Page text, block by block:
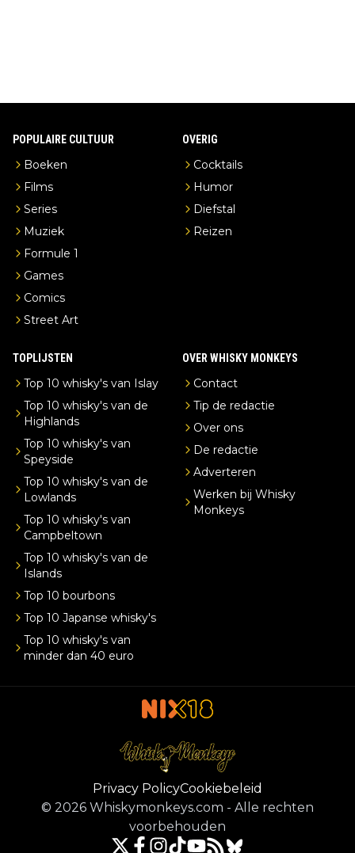
POPULAIRE CULTUUR
Boeken
Films
Series
Muziek
Formule 1
Games
Comics
Street Art
OVERIG
Cocktails
Humor
Diefstal
Reizen
TOPLIJSTEN
Top 10 whisky's van Islay
Top 10 whisky's van de
Highlands
Top 10 whisky's van
Speyside
Top 10 whisky's van de
Lowlands
Top 10 whisky's van
Campbeltown
Top 10 whisky's van de
Islands
Top 10 bourbons
Top 10 Japanse whisky's
Top 10 whisky's van
minder dan 40 euro
OVER WHISKY MONKEYS
Contact
Tip de redactie
Over ons
De redactie
Adverteren
Werken bij Whisky
Monkeys
Privacy PolicyCookiebeleid
© 2026 Whiskymonkeys.com - Alle rechten
voorbehouden